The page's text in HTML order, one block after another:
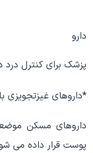
دارو
پزشک برای کنترل درد
*داروهای غیزتجویزی
داروهای مسکن
پوست قرار داده می